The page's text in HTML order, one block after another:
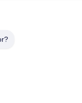
. 저작권 © -2026